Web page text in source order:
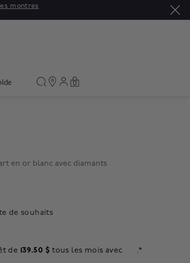
montres
0
en or blanc avec diamants
de souhaits
de 139.50 $ tous les mois avec
.*